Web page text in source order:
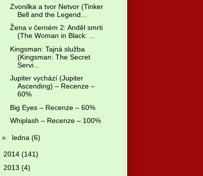
Zvonilka a tvor Netvor (Tinker
Bell and the Legend...
Žena v černém 2: Anděl smrti
(The Woman in Black: ...
Kingsman: Tajná služba
(Kingsman: The Secret
Servi...
Jupiter vychází (Jupiter
Ascending) – Recenze –
60%
Big Eyes – Recenze – 60%
Whiplash – Recenze – 100%
► ledna (6)
2014 (141)
2013 (4)